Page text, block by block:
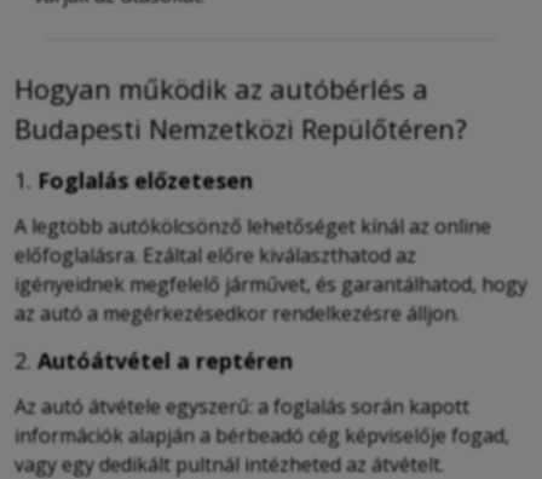
Hogyan működik az autóbérlés a
Budapesti Nemzetközi Repülőtéren?
1. Foglalás előzetesen
A legtöbb autókölcsönző lehetőséget kínál az online
előfoglalásra. Ezáltal előre kiválaszthatod az
igényeidnek megfelelő járművet, és garantálhatod, hogy
az autó a megérkezésedkor rendelkezésre álljon.
2. Autóátvétel a reptéren
Az autó átvétele egyszerű: a foglalás során kapott
információk alapján a bérbeadó cég képviselője fogad,
vagy egy dedikált pultnál intézheted az átvételt.